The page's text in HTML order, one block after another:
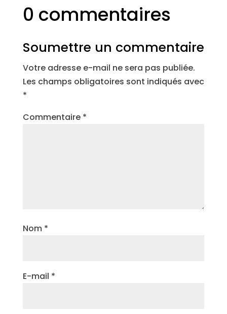
0 commentaires
Soumettre un commentaire
Votre adresse e-mail ne sera pas publiée.
Les champs obligatoires sont indiqués avec
*
Commentaire *
Nom *
E-mail *